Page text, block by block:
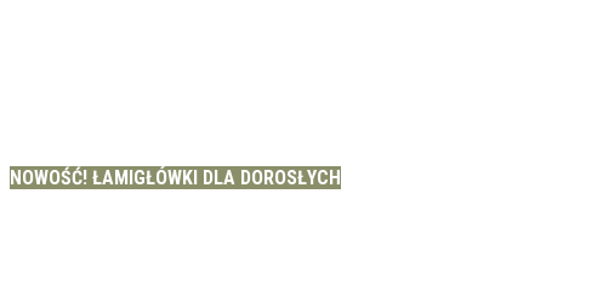
NOWOŚĆ! ŁAMIGŁÓWKI DLA DOROSŁYCH